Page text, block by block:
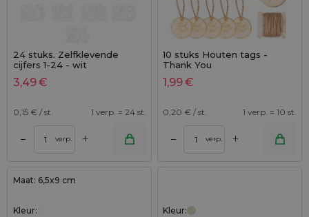
24 stuks. Zelfklevende
cijfers 1-24 - wit
3,49€
0,15 € / st. 1 verp. = 24 st.
– verp. +
10 stuks Houten tags -
Thank You
1,99€
0,20 € / st. 1 verp. = 10 st.
– verp. +
Maat: 6,5x9 cm
Kleur: Kleur: